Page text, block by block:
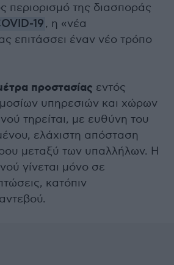
περιορισμό της διασποράς
19, η «νέα
επιτάσσει έναν νέο τρόπο
προστασίας εντός
υπηρεσιών και χώρων
τηρείται, με ευθύνη του
ελάχιστη απόσταση
μεταξύ των υπαλλήλων. Η
γίνεται μόνο σε
κατόπιν